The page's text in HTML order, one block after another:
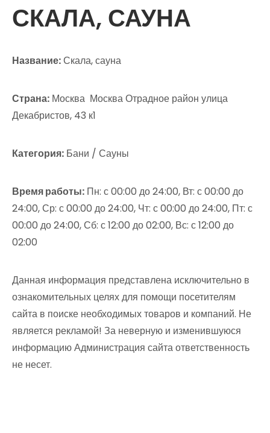
СКАЛА, САУНА
Название:Скала, сауна
Страна: Москва Москва Отрадное район улица
Декабристов, 43 к1
Категория: Бани / Сауны
Время работы: Пн: с 00:00 до 24:00, Вт: с 00:00 до
24:00, Ср: с 00:00 до 24:00, Чт: с 00:00 до 24:00, Пт: с
00:00 до 24:00, Сб: с 12:00 до 02:00, Вс: с 12:00 до
02:00
Данная информация представлена исключительно в
ознакомительных целях для помощи посетителям
сайта в поиске необходимых товаров и компаний. Не
является рекламой! За неверную и изменившуюся
информацию Администрация сайта ответственность
не несет.